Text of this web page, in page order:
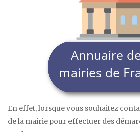
En effet, lorsque vous souhaitez
de la mairie pour effectuer des